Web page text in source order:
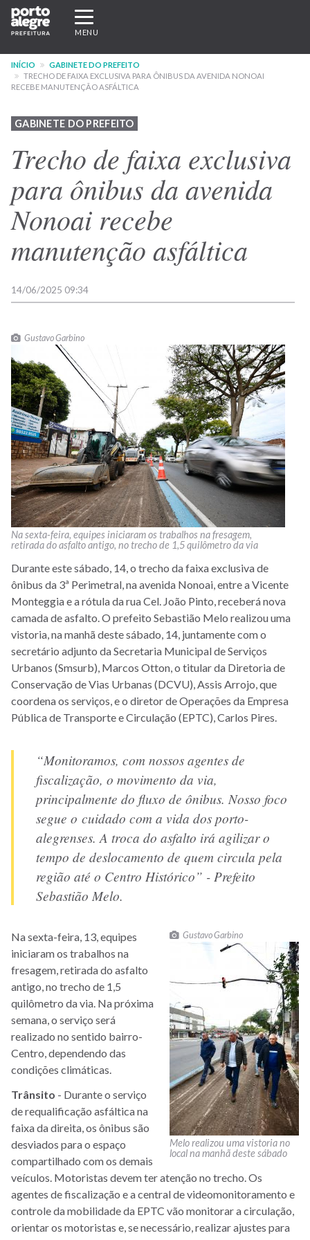
Pular
para
conteúdo
principal
Expandir/recolher
navegação
MENU
INÍCIO
GABINETE DO PREFEITO
TRECHO DE FAIXA EXCLUSIVA PARA ÔNIBUS DA AVENIDA NONOAI
RECEBE MANUTENÇÃO ASFÁLTICA
GABINETE DO PREFEITO
Trecho de faixa exclusiva
para ônibus da avenida
Nonoai recebe
manutenção asfáltica
14/06/2025 09:34
Gustavo Garbino
Na sexta-feira, equipes iniciaram os trabalhos na fresagem,
retirada do asfalto antigo, no trecho de 1,5 quilômetro da via
Durante este sábado, 14, o trecho da faixa exclusiva de
ônibus da 3ª Perimetral, na avenida Nonoai, entre a Vicente
Monteggia e a rótula da rua Cel. João Pinto, receberá nova
camada de asfalto. O prefeito Sebastião Melo realizou uma
vistoria, na manhã deste sábado, 14, juntamente com o
secretário adjunto da Secretaria Municipal de Serviços
Urbanos (Smsurb), Marcos Otton, o titular da Diretoria de
Conservação de Vias Urbanas (DCVU), Assis Arrojo, que
coordena os serviços, e o diretor de Operações da Empresa
Pública de Transporte e Circulação (EPTC), Carlos Pires.
“Monitoramos, com nossos agentes de
fiscalização, o movimento da via,
principalmente do fluxo de ônibus. Nosso foco
segue o cuidado com a vida dos porto-
alegrenses. A troca do asfalto irá agilizar o
tempo de deslocamento de quem circula pela
região até o Centro Histórico” - Prefeito
Sebastião Melo.
Gustavo Garbino
Melo realizou uma vistoria no
local na manhã deste sábado
Na sexta-feira, 13, equipes
iniciaram os trabalhos na
fresagem, retirada do asfalto
antigo, no trecho de 1,5
quilômetro da via. Na próxima
semana, o serviço será
realizado no sentido bairro-
Centro, dependendo das
condições climáticas.
Trânsito - Durante o serviço
de requalificação asfáltica na
faixa da direita, os ônibus são
desviados para o espaço
compartilhado com os demais
veículos. Motoristas devem ter atenção no trecho. Os
agentes de fiscalização e a central de videomonitoramento e
controle da mobilidade da EPTC vão monitorar a circulação,
orientar os motoristas e, se necessário, realizar ajustes para